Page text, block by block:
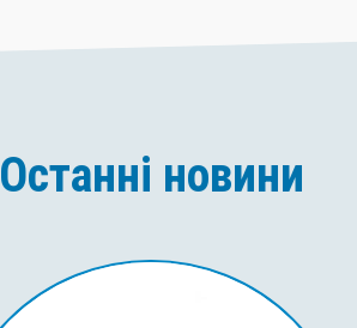
Останні новини